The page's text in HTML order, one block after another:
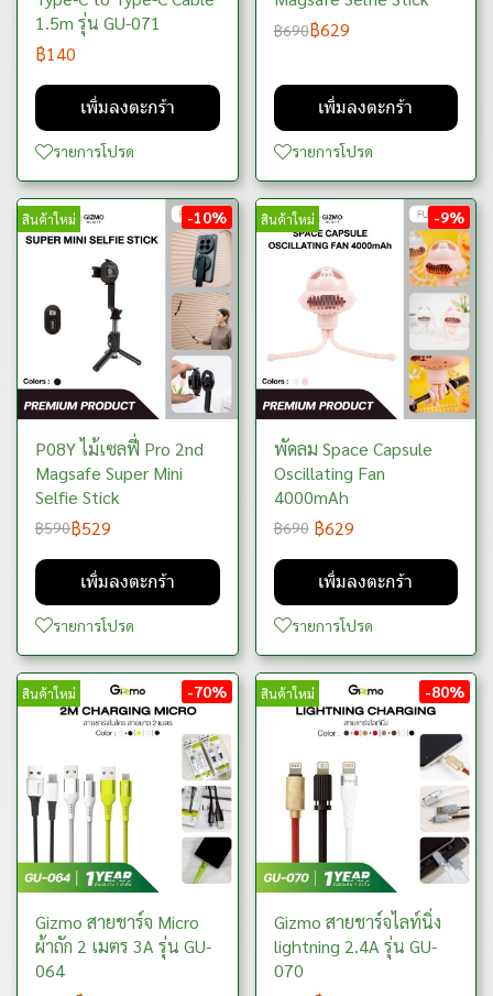
1.5m รุ่น GU-071
฿140
เพิ่มลงตะกร้า
รายการโปรด
฿690฿629
เพิ่มลงตะกร้า
รายการโปรด
สินค้าใหม่ -10%
P08Y ไม้เซลฟี่ Pro 2nd
Magsafe Super Mini
Selfie Stick
฿590฿529
เพิ่มลงตะกร้า
รายการโปรด
สินค้าใหม่ -9%
พัดลม Space Capsule
Oscillating Fan
4000mAh
฿690 ฿629
เพิ่มลงตะกร้า
รายการโปรด
สินค้าใหม่ -70%
Gizmo สายชาร์จ Micro
ผ้าถัก 2 เมตร 3A รุ่น GU-
064
สินค้าใหม่ -80%
Gizmo สายชาร์จไลท์นิ่ง
lightning 2.4A รุ่น GU-
070